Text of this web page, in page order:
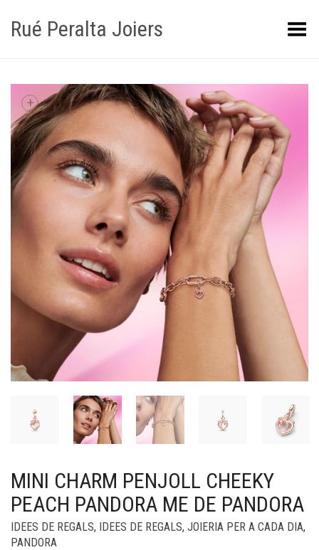
Rué Peralta Joiers Obrir/tancar el menú
+
MINI CHARM PENJOLL CHEEKY
PEACH PANDORA ME DE PANDORA
IDEES DE REGALS, IDEES DE REGALS, JOIERIA PER A CADA DIA,
PANDORA